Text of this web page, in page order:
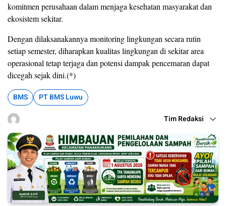
komitmen perusahaan dalam menjaga kesehatan masyarakat dan
ekosistem sekitar.
Dengan dilaksanakannya monitoring lingkungan secara rutin
setiap semester, diharapkan kualitas lingkungan di sekitar area
operasional tetap terjaga dan potensi dampak pencemaran dapat
dicegah sejak dini.(*)
BMS PT BMS Luwu
Tim Redaksi